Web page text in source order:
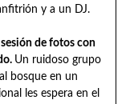
y a un DJ.
de fotos con
Un ruidoso grupo
bosque en un
les espera en el